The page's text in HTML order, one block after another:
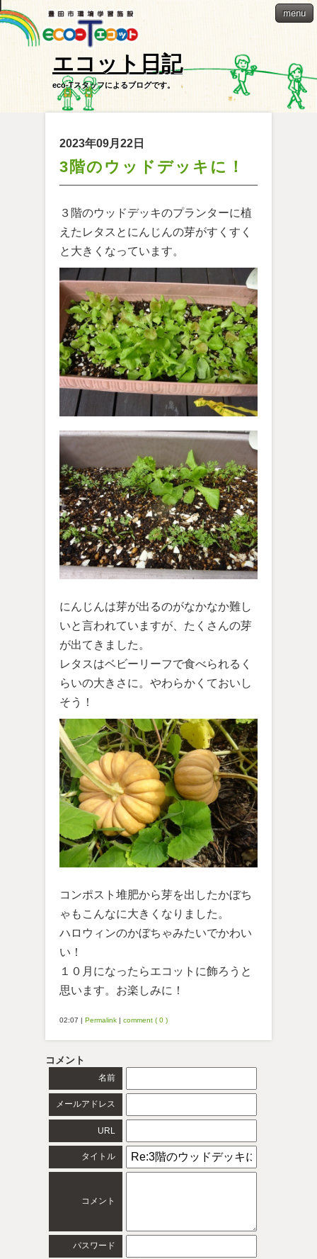
menu
エコット日記
eco-Tスタッフによるブログです。
2023年09月22日
3階のウッドデッキに！
３階のウッドデッキのプランターに植
えたレタスとにんじんの芽がすくすく
と大きくなっています。
にんじんは芽が出るのがなかなか難し
いと言われていますが、たくさんの芽
が出てきました。
レタスはベビーリーフで食べられるく
らいの大きさに。やわらかくておいし
そう！
コンポスト堆肥から芽を出したかぼち
ゃもこんなに大きくなりました。
ハロウィンのかぼちゃみたいでかわい
い！
１０月になったらエコットに飾ろうと
思います。お楽しみに！
02:07 | Permalink | comment ( 0 )
コメント
名前
メールアドレス
URL
タイトル
コメント
パスワード